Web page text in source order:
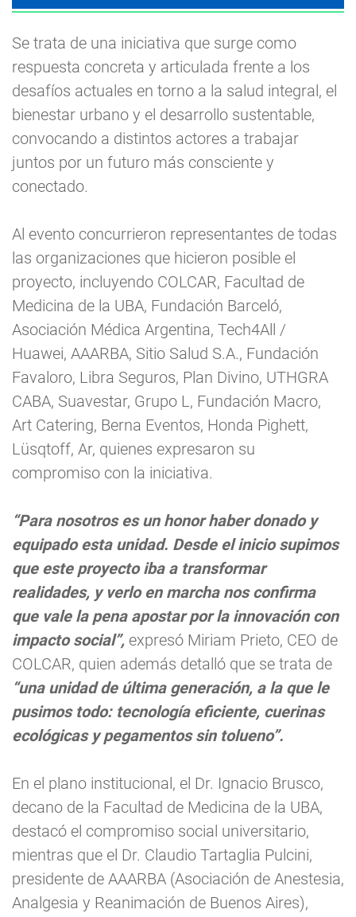
Se trata de una iniciativa que surge como
respuesta concreta y articulada frente a los
desafíos actuales en torno a la salud integral, el
bienestar urbano y el desarrollo sustentable,
convocando a distintos actores a trabajar
juntos por un futuro más consciente y
conectado.
Al evento concurrieron representantes de todas
las organizaciones que hicieron posible el
proyecto, incluyendo COLCAR, Facultad de
Medicina de la UBA, Fundación Barceló,
Asociación Médica Argentina, Tech4All /
Huawei, AAARBA, Sitio Salud S.A., Fundación
Favaloro, Libra Seguros, Plan Divino, UTHGRA
CABA, Suavestar, Grupo L, Fundación Macro,
Art Catering, Berna Eventos, Honda Pighett,
Lüsqtoff, Ar, quienes expresaron su
compromiso con la iniciativa.
“Para nosotros es un honor haber donado y
equipado esta unidad. Desde el inicio supimos
que este proyecto iba a transformar
realidades, y verlo en marcha nos confirma
que vale la pena apostar por la innovación con
impacto social”, expresó Miriam Prieto, CEO de
COLCAR, quien además detalló que se trata de
“una unidad de última generación, a la que le
pusimos todo: tecnología eficiente, cuerinas
ecológicas y pegamentos sin tolueno”.
En el plano institucional, el Dr. Ignacio Brusco,
decano de la Facultad de Medicina de la UBA,
destacó el compromiso social universitario,
mientras que el Dr. Claudio Tartaglia Pulcini,
presidente de AAARBA (Asociación de Anestesia,
Analgesia y Reanimación de Buenos Aires),